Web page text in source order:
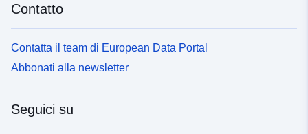
Contatto
Contatta il team di European Data Portal
Abbonati alla newsletter
Seguici su